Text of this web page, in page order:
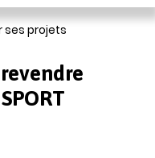
ses projets